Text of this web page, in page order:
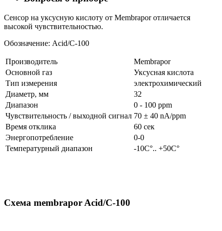
Сенсор на уксусную кислоту от Membrapor отличается
высокой чувствительностью.
Обозначение: Acid/C-100
Производитель
Membrapor
Основной газ
Уксусная кислота
Тип измерения
электрохимический
Диаметр, мм
32
Диапазон
0 - 100 ppm
Чувствительность / выходной сигнал 70 ± 40 nA/ppm
Время отклика
60 сек
Энергопотребление
0-0
Температурный диапазон
-10C°.. +50C°
Схема membrapor Acid/C-100